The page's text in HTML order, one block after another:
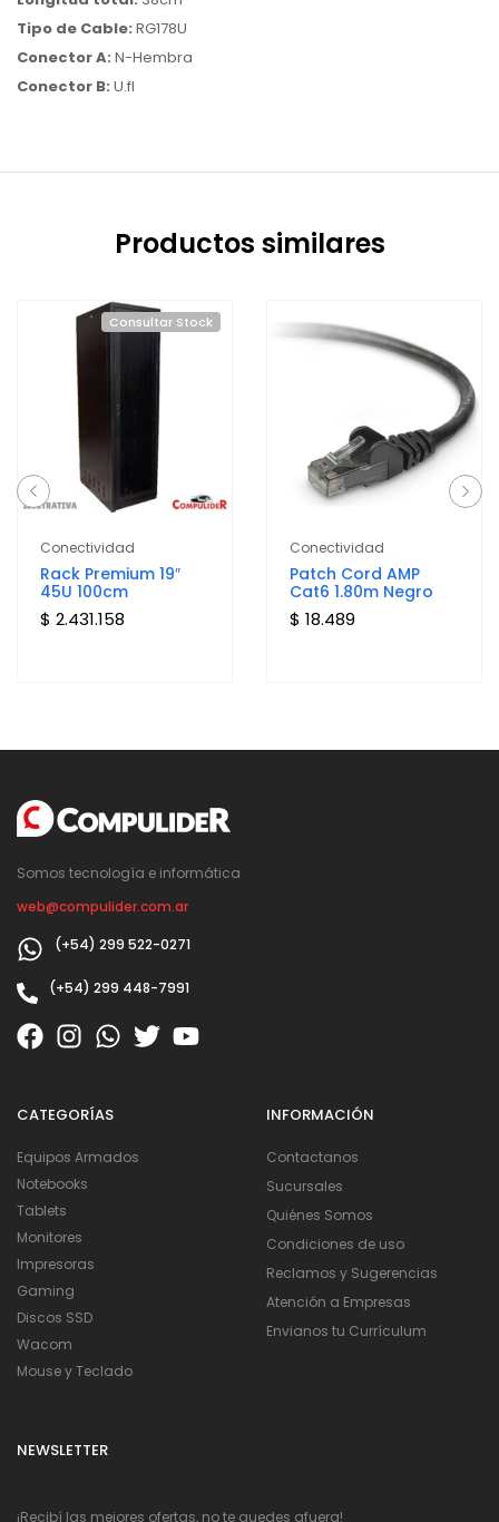
Tipo de Cable: RG178U
Conector A: N-Hembra
Conector B: U.fl
Productos similares
Consultar Stock
Conectividad
Rack Premium 19″
45U 100cm
$ 2.431.158
Conectividad
Patch Cord AMP
Cat6 1.80m Negro
$ 18.489
Somos tecnología e informática
web@compulider.com.ar
(+54) 299 522-0271
(+54) 299 448-7991
CATEGORÍAS
Equipos Armados
Notebooks
Tablets
Monitores
Impresoras
Gaming
Discos SSD
Wacom
Mouse y Teclado
INFORMACIÓN
Contactanos
Sucursales
Quiénes Somos
Condiciones de uso
Reclamos y Sugerencias
Atención a Empresas
Envianos tu Currículum
NEWSLETTER
¡Recibí las mejores ofertas, no te quedes afuera!